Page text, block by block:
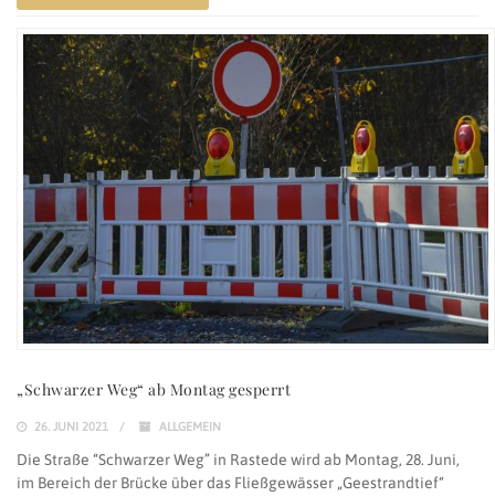
„Schwarzer Weg“ ab Montag gesperrt
26. JUNI 2021 ALLGEMEIN
Die Straße “Schwarzer Weg” in Rastede wird ab Montag, 28. Juni,
im Bereich der Brücke über das Fließgewässer „Geestrandtief“